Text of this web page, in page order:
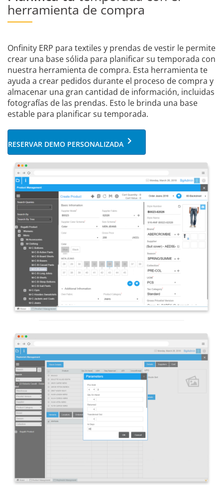
herramienta de compra
Onfinity ERP para textiles y prendas de vestir le permite
crear una base sólida para planificar su temporada con
nuestra herramienta de compra. Esta herramienta te
ayuda a crear pedidos durante el proceso de compra y
almacenar una gran cantidad de información, incluidas
fotografías de las prendas. Esto le brinda una base
estable para planificar su temporada.
RESERVAR DEMO PERSONALIZADA keyboard_arrow_right